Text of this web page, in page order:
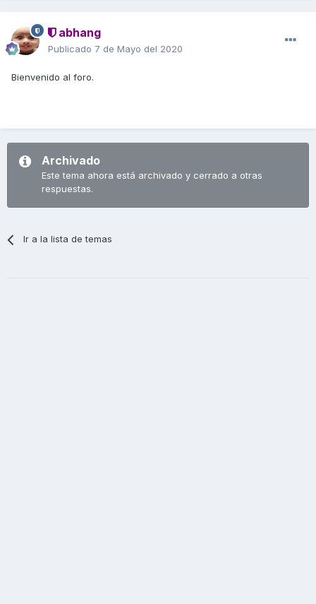
abhang
Publicado 7 de Mayo del 2020
Bienvenido al foro.
Archivado
Este tema ahora está archivado y cerrado a otras
respuestas.
Ir a la lista de temas